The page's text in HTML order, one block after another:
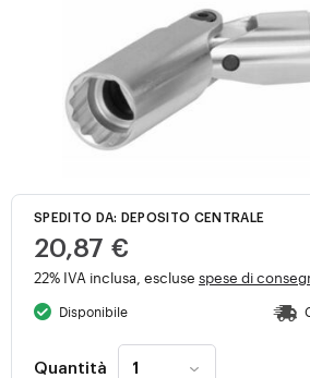
SPEDITO DA: DEPOSITO CENTRALE
20,87 €
22% IVA inclusa, escluse spese di
Disponibile
Quantità